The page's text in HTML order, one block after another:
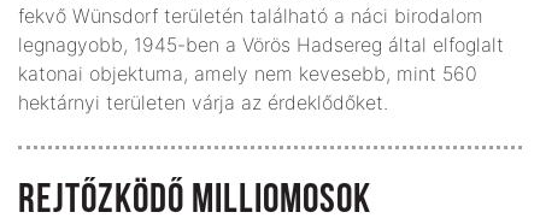
fekvő Wünsdorf területén található a náci birodalom
legnagyobb, 1945-ben a Vörös Hadsereg által elfoglalt
katonai objektuma, amely nem kevesebb, mint 560
hektárnyi területen várja az érdeklődőket.
REJTŐZKÖDŐ MILLIOMOSOK